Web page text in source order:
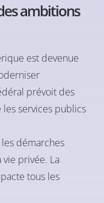
ambitions
est devenue
prévoit des
services publics
les démarches
privée. La
tous les